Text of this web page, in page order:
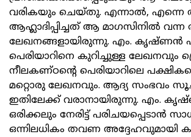
വരികയും ചെയ്തു. എന്നാൽ, എന്നെ
ആഹ്ലാദിപ്പിച്ചത് ആ മാഗസിനിൽ വന്ന
ലേഖനങ്ങളായിരുന്നു. എം. കൃഷ്ണൻ
പെരിയാറിനെ കുറിച്ചുള്ള ലേഖനവും
നീലകണ്ഠന്‍റെ പെരിയാറിലെ
മറ്റൊരു ലേഖനവും. ആദ്യ സംഭവം
ഇതിലേക്ക് വരാനായിരുന്നു. എം.
ഒരിക്കലും നേരിട്ട് പരിചയപ്പെടാൻ
ഒന്നിലധികം തവണ അദ്ദേഹവുമായി